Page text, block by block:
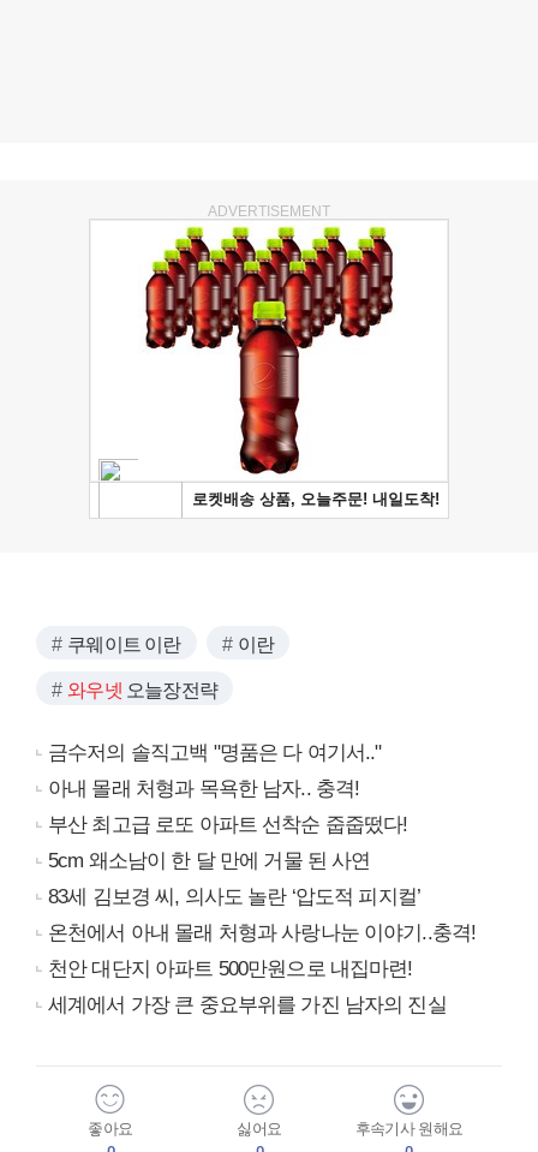
ADVERTISEMENT
쿠웨이트 이란 이란
와우넷 오늘장전략
금수저의 솔직고백 "명품은 다 여기서.."
아내 몰래 처형과 목욕한 남자.. 충격!
부산 최고급 로또 아파트 선착순 줍줍떴다!
5cm 왜소남이 한 달 만에 거물 된 사연
83세 김보경 씨, 의사도 놀란 ‘압도적 피지컬’
온천에서 아내 몰래 처형과 사랑나눈 이야기..충격!
천안 대단지 아파트 500만원으로 내집마련!
세계에서 가장 큰 중요부위를 가진 남자의 진실
좋아요
싫어요
후속기사 원해요